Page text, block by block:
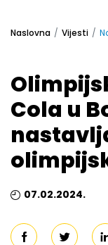
Naslovna Vijesti
Cola u
07.02.2024.